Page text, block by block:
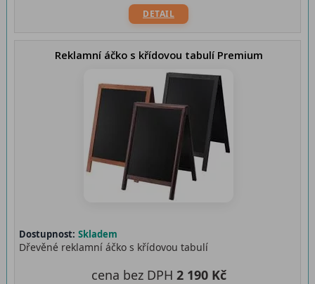
DETAIL
Reklamní áčko s křídovou tabulí Premium
Dostupnost: Skladem
Dřevěné reklamní áčko s křídovou tabulí
cena bez DPH 2 190 Kč